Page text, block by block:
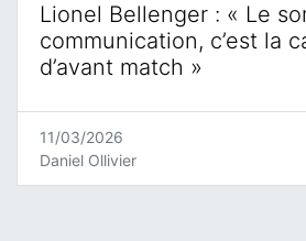
Lionel Bellenger : « Le
communication, c’est la
d’avant match »
11/03/2026
Daniel Ollivier